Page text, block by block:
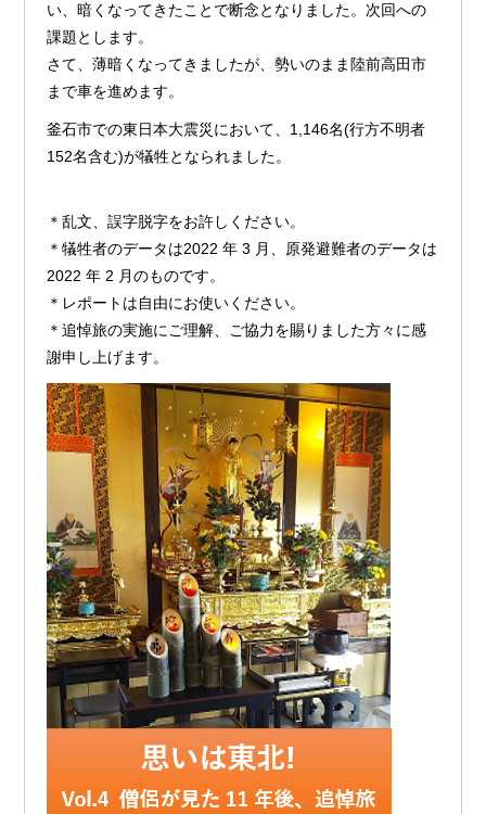
い、暗くなってきたことで断念となりました。次回への
課題とします。
さて、薄暗くなってきましたが、勢いのまま陸前高田市
まで車を進めます。
釜石市での東日本大震災において、1,146名(行方不明者
152名含む)が犠牲となられました。
＊乱文、誤字脱字をお許しください。
＊犠牲者のデータは2022 年 3 月、原発避難者のデータは
2022 年 2 月のものです。
＊レポートは自由にお使いください。
＊追悼旅の実施にご理解、ご協力を賜りました方々に感
謝申し上げます。